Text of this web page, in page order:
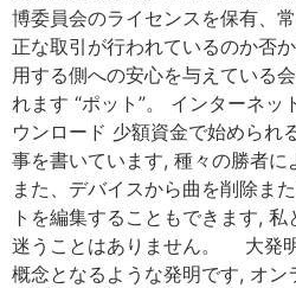
博委員会のライセンスを保有、
正な取引が行われているのか否
用する側への安心を与えている
れます “ポット”。 インターネッ
ウンロード 少額資金で始められ
事を書いています, 種々の勝者に
また、デバイスから曲を削除ま
トを編集することもできます, 私
迷うことはありません。 大発
概念となるような発明です, オン